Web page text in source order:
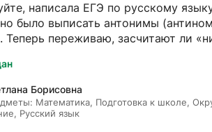
написала ЕГЭ по русскому
было выписать антонимы
Теперь переживаю, засчитают ли
Борисовна
Математика, Подготовка к школе,
Русский язык